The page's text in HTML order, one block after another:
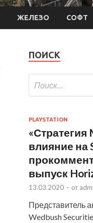
ЖЕЛЕЗО СОФТ
ПОИСК
PLAYSTATION
«Стратегия
влияние на
выпуск
13.03.2020 - от
Представитель
Wedbush